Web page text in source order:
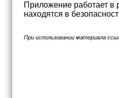
Приложение работает в
находятся в
При использовании материала